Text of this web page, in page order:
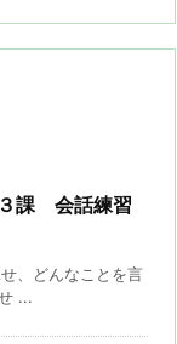
課 会話練習
、どんなことを言
...